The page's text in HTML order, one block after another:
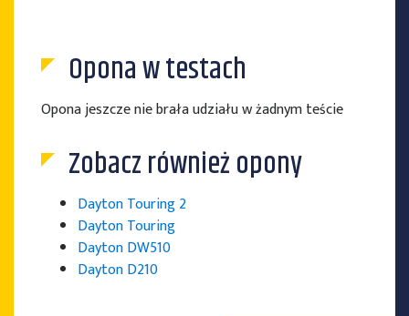
Opona w testach
Opona jeszcze nie brała udziału w żadnym teście
Zobacz również opony
Dayton Touring 2
Dayton Touring
Dayton DW510
Dayton D210